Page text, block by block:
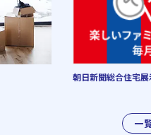
一
朝日新聞総合住宅